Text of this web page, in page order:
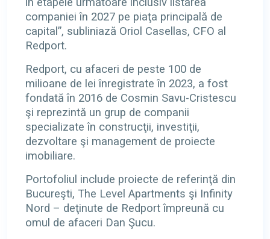
companiei în 2027 pe piaţa principală de
capital”, subliniază Oriol Casellas, CFO al
Redport.
Redport, cu afaceri de peste 100 de
milioane de lei înregistrate în 2023, a fost
fondată în 2016 de Cosmin Savu-Cristescu
şi reprezintă un grup de companii
specializate în construcţii, investiţii,
dezvoltare şi management de proiecte
imobiliare.
Portofoliul include proiecte de referinţă din
Bucureşti, The Level Apartments şi Infinity
Nord – deţinute de Redport împreună cu
omul de afaceri Dan Şucu.